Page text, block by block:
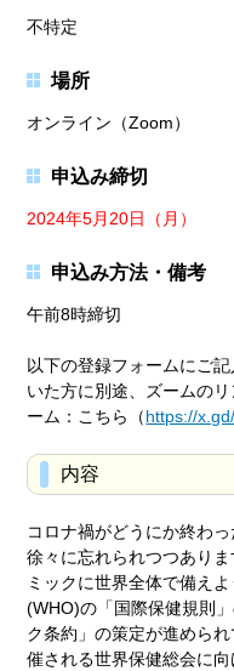
不特定
場所
オンライン（Zoom）
申込み締切
2024年5月20日（月）
申込み方法・備考
午前8時締切
以下の登録フォームにご
いた方に別途、ズームの
ーム：こちら（https://
内容
コロナ禍がどうにか終わ
徐々に忘れられつつあり
ミックに世界全体で備え
(WHO)の「国際保健規則
ク条約」の策定が進めら
催される世界保健総会に